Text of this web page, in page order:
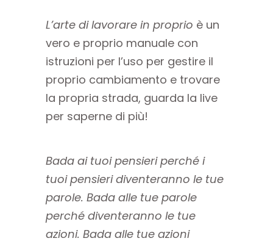
L’arte di lavorare in proprio è un
vero e proprio manuale con
istruzioni per l’uso per gestire il
proprio cambiamento e trovare
la propria strada, guarda la live
per saperne di più!
Bada ai tuoi pensieri perché i
tuoi pensieri diventeranno le tue
parole. Bada alle tue parole
perché diventeranno le tue
azioni. Bada alle tue azioni